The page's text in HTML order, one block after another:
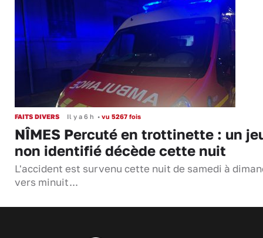
FAITS DIVERS Il y a 6 h • vu 5267 fois
NÎMES Percuté en trottinette : un
non identifié décède cette nuit
L'accident est survenu cette nuit de samedi à
vers minuit...